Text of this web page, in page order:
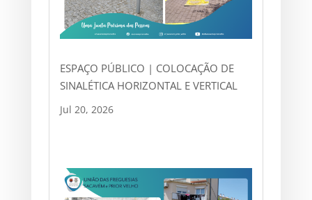
ESPAÇO PÚBLICO | COLOCAÇÃO DE
SINALÉTICA HORIZONTAL E VERTICAL
Jul 20, 2026